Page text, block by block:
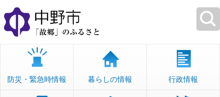
本
文
へ
移
防災・緊急時情報 暮らしの情報 行政情報